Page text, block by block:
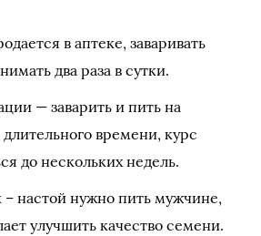
в аптеке, заваривать
два раза в сутки.
— заварить и пить на
времени, курс
до нескольких недель.
настой нужно пить мужчине,
улучшить качество семени.